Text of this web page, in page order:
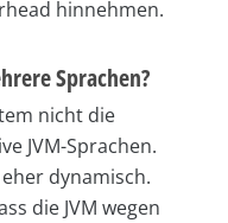
hinnehmen.
Sprachen?
nicht die
JVM-Sprachen.
dynamisch.
die JVM wegen